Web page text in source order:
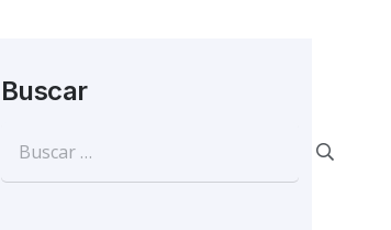
Buscar